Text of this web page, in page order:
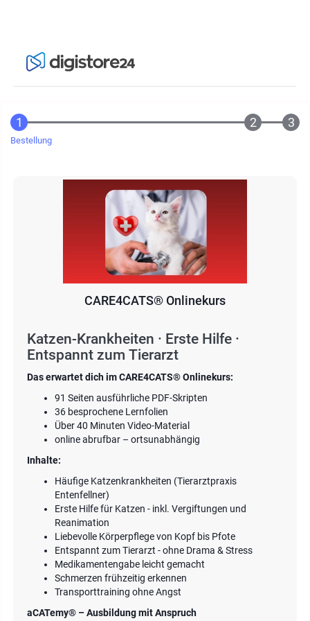
Bestellung
CARE4CATS® Onlinekurs
Katzen-Krankheiten · Erste Hilfe ·
Entspannt zum Tierarzt
Das erwartet dich im CARE4CATS® Onlinekurs:
91 Seiten ausführliche PDF-Skripten
36 besprochene Lernfolien
Über 40 Minuten Video-Material
online abrufbar – ortsunabhängig
Inhalte:
Häufige Katzenkrankheiten (Tierarztpraxis
Entenfellner)
Erste Hilfe für Katzen - inkl. Vergiftungen und
Reanimation
Liebevolle Körperpflege von Kopf bis Pfote
Entspannt zum Tierarzt - ohne Drama & Stress
Medikamentengabe leicht gemacht
Schmerzen frühzeitig erkennen
Transporttraining ohne Angst
aCATemy® – Ausbildung mit Anspruch